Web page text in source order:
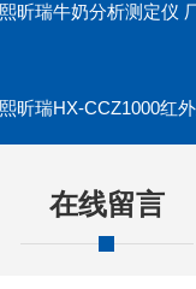
昕瑞牛奶分析测定仪
昕瑞HX-CCZ1000红外直读式
在线留言